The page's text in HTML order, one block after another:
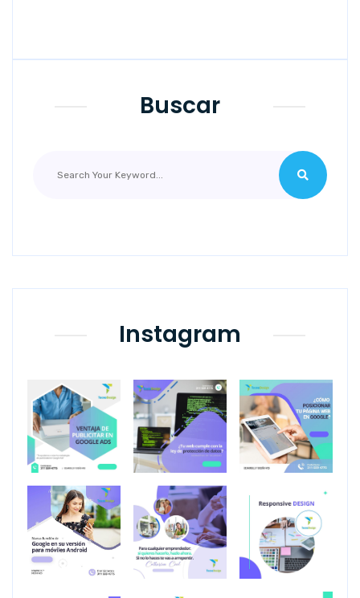
Buscar
Instagram